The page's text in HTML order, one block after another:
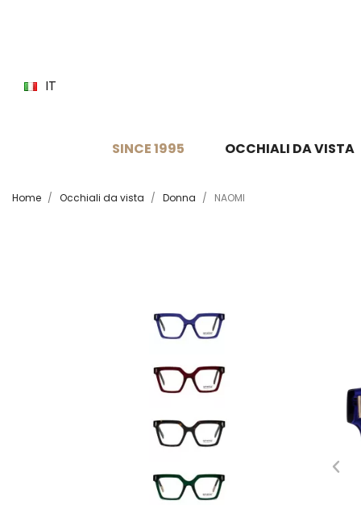
IT
SINCE 1995 OCCHIALI DA VISTA
Home Occhiali da vista Donna NAOMI